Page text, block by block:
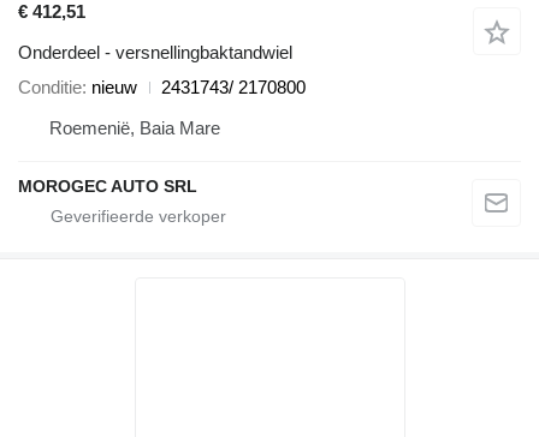
€ 412,51
Onderdeel - versnellingbaktandwiel
Conditie nieuw
2431743/ 2170800
Roemenië, Baia Mare
MOROGEC AUTO SRL